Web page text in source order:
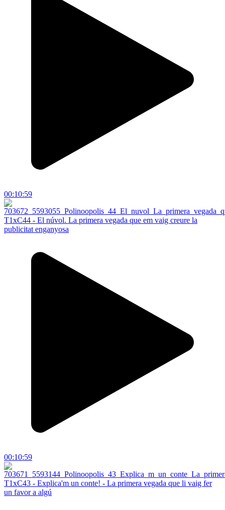
00:10:59
T1xC44 - El núvol. La primera vegada que em vaig creure la
publicitat enganyosa
00:10:59
T1xC43 - Explica'm un conte! - La primera vegada que li vaig fer
un favor a algú